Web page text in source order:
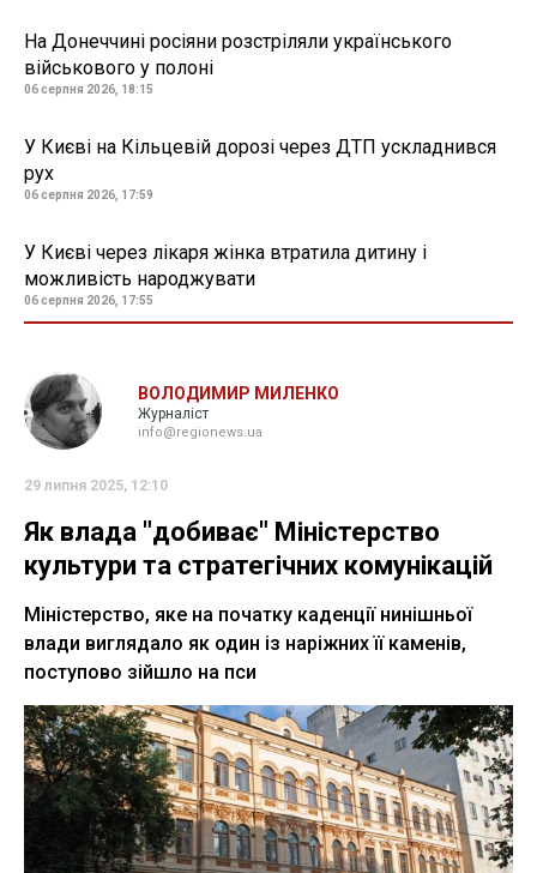
На Донеччині росіяни розстріляли українського
військового у полоні
06 серпня 2026, 18:15
У Києві на Кільцевій дорозі через ДТП ускладнився
рух
06 серпня 2026, 17:59
У Києві через лікаря жінка втратила дитину і
можливість народжувати
06 серпня 2026, 17:55
ВОЛОДИМИР МИЛЕНКО
Журналіст
info@regionews.ua
29 липня 2025, 12:10
Як влада "добиває" Міністерство
культури та стратегічних комунікацій
Міністерство, яке на початку каденції нинішньої
влади виглядало як один із наріжних її каменів,
поступово зійшло на пси